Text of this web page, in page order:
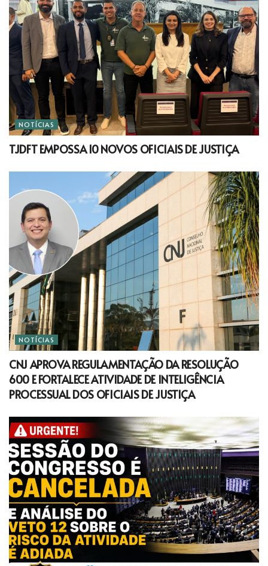
NOTÍCIAS
TJDFT EMPOSSA 10 NOVOS OFICIAIS DE JUSTIÇA
NOTÍCIAS
CNJ APROVA REGULAMENTAÇÃO DA RESOLUÇÃO
600 E FORTALECE ATIVIDADE DE INTELIGÊNCIA
PROCESSUAL DOS OFICIAIS DE JUSTIÇA